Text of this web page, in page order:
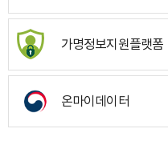
가명정보지원플랫폼
온마이데이터